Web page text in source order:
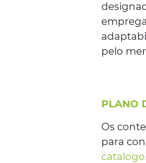
pelo
PLANO
Os
para